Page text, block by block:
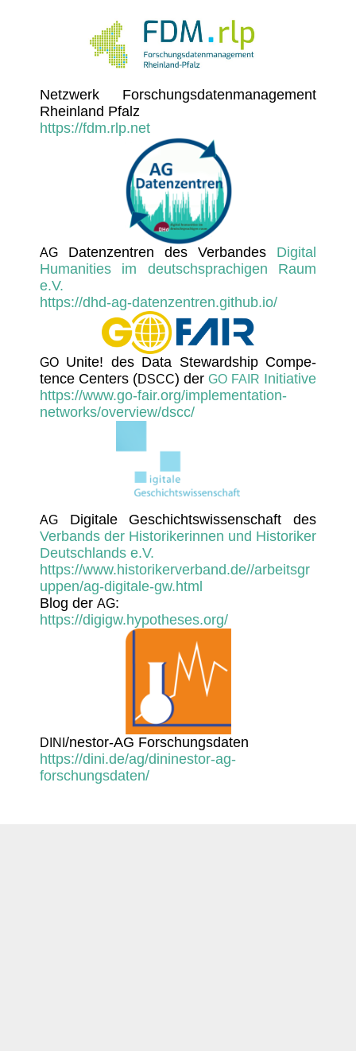
Netz­werk Forschungs­da­ten­ma­nage­ment
Rhein­land Pfalz
https://fdm.rlp.net
AG Daten­zen­tren des Verbandes Digital
Huma­ni­ties im deutsch­spra­chigen Raum
e.V.
https://dhd-ag-datenzentren.github.io/
GO Unite! des Data Steward­ship Compe­
tence Centers (DSCC) der GO FAIR Initiative
https://www.go-fair.org/implementation-
networks/overview/dscc/
AG Digi­tale Geschichts­wis­sen­schaft des
Verbands der Histo­ri­ke­rinnen und Histo­riker
Deutsch­lands e.V.
https://www.historikerverband.de//arbeitsgr
uppen/ag-digitale-gw.html
Blog der AG:
https://digigw.hypotheses.org/
DINI /­nestor-AG Forschungsdaten
https://dini.de/ag/dininestor-ag-
forschungsdaten/